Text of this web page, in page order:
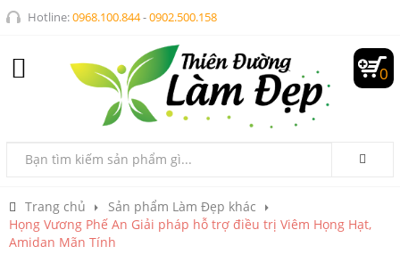
Hotline:0968.100.844-0902.500.158
0
Trang chủ
Sản phẩm Làm Đẹp khác
Họng Vương Phế An Giải pháp hỗ trợ điều trị Viêm Họng Hạt,
Amidan Mãn Tính